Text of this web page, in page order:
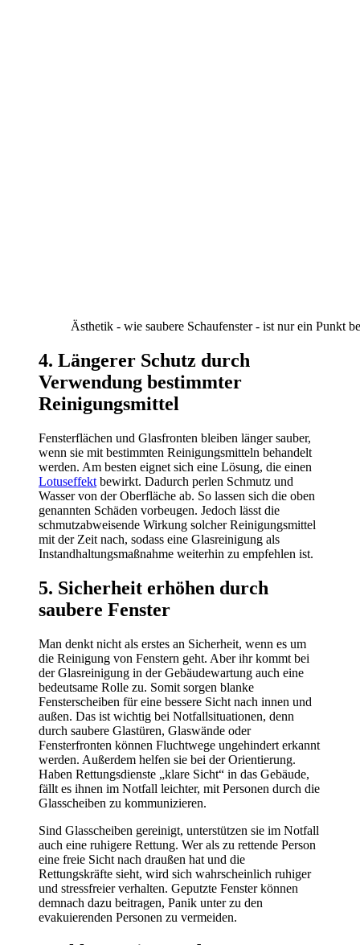
Ästhetik - wie saubere Schaufenster - ist nur ein Punkt
4. Längerer Schutz durch
Verwendung bestimmter
Reinigungsmittel
Fensterflächen und Glasfronten bleiben länger sauber,
wenn sie mit bestimmten Reinigungsmitteln behandelt
werden. Am besten eignet sich eine Lösung, die einen
Lotuseffekt bewirkt. Dadurch perlen Schmutz und
Wasser von der Oberfläche ab. So lassen sich die oben
genannten Schäden vorbeugen. Jedoch lässt die
schmutzabweisende Wirkung solcher Reinigungsmittel
mit der Zeit nach, sodass eine Glasreinigung als
Instandhaltungsmaßnahme weiterhin zu empfehlen ist.
5. Sicherheit erhöhen durch
saubere Fenster
Man denkt nicht als erstes an Sicherheit, wenn es um
die Reinigung von Fenstern geht. Aber ihr kommt bei
der Glasreinigung in der Gebäudewartung auch eine
bedeutsame Rolle zu. Somit sorgen blanke
Fensterscheiben für eine bessere Sicht nach innen und
außen. Das ist wichtig bei Notfallsituationen, denn
durch saubere Glastüren, Glaswände oder
Fensterfronten können Fluchtwege ungehindert erkannt
werden. Außerdem helfen sie bei der Orientierung.
Haben Rettungsdienste „klare Sicht“ in das Gebäude,
fällt es ihnen im Notfall leichter, mit Personen durch die
Glasscheiben zu kommunizieren.
Sind Glasscheiben gereinigt, unterstützen sie im Notfall
auch eine ruhigere Rettung. Wer als zu rettende Person
eine freie Sicht nach draußen hat und die
Rettungskräfte sieht, wird sich wahrscheinlich ruhiger
und stressfreier verhalten. Geputzte Fenster können
demnach dazu beitragen, Panik unter zu den
evakuierenden Personen zu vermeiden.